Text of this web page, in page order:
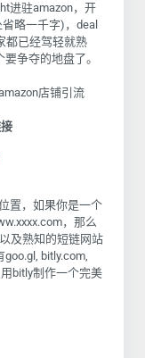
进驻amazon，开
略一千字)，deal
都已经驾轻就熟
争夺的地盘了。
店铺引流
置，如果你是一个
，那么
及熟知的短链网站
bitly.com,
bitly制作一个完美